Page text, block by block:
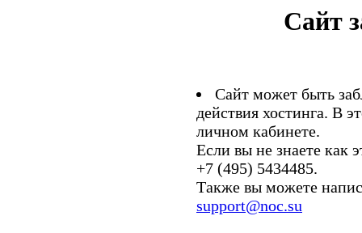
Сайт
Сайт может быть
действия хостинга. В
личном кабинете.
Если вы не знаете как
+7 (495) 5434485.
Также вы можете
support@noc.su